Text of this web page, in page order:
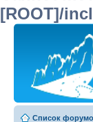
[ROOT]/
Список